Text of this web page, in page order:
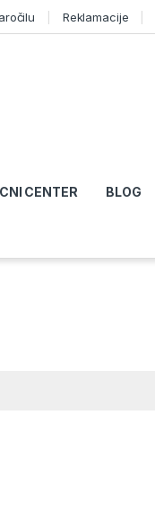
Reklamacije
CENTER BLOG